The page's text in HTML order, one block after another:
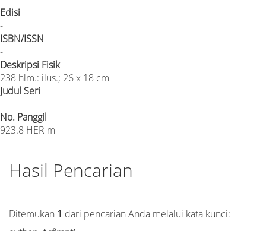
Edisi
-
ISBN/ISSN
-
Deskripsi Fisik
238 hlm.: ilus.; 26 x 18 cm
Judul Seri
-
No. Panggil
923.8 HER m
Hasil Pencarian
Ditemukan 1 dari pencarian Anda melalui kata kunci: